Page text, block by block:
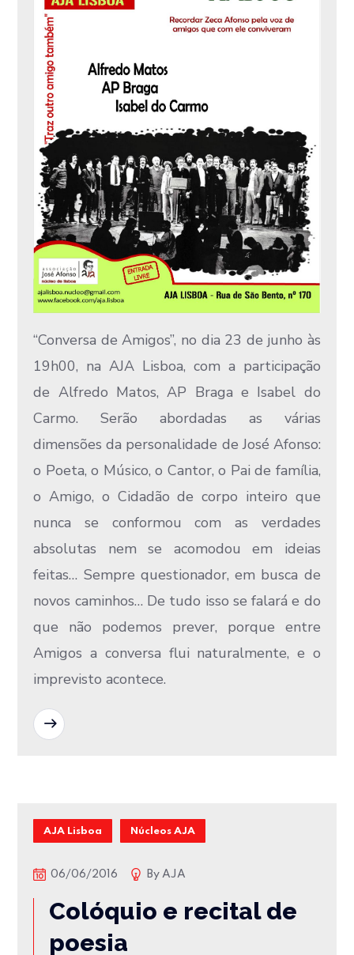
“Conversa de Amigos”, no dia 23 de junho às
19h00, na AJA Lisboa, com a participação
de Alfredo Matos, AP Braga e Isabel do
Carmo. Serão abordadas as várias
dimensões da personalidade de José​ Afonso:​
o Poeta, o Músico, o Cantor, o Pai de família,
o Amigo, o Cidadão de corpo inteiro que
nunca se conformou com as verdades
absolutas nem se acomodou em​ ideias
feitas… Sempre questionador, em busca de
novos caminhos… D​e tudo isso se falará ​e do
que não podemos prever, porque entre
Amigos a conversa flui naturalmente, e o
imprevisto acontece.
AJA Lisboa Núcleos AJA
06/06/2016 ByAJA
Colóquio e recital de
poesia